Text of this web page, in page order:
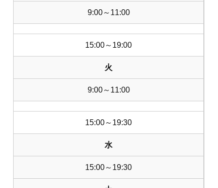
9:00～11:00
15:00～19:00
火
9:00～11:00
15:00～19:30
水
15:00～19:30